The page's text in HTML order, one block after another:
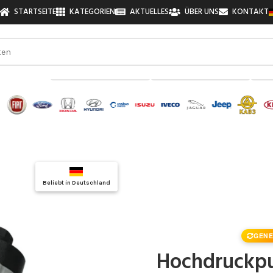
STARTSEITE KATEGORIEN AKTUELLES ÜBER UNS KONTAKT
finden!
Beliebt in Deutschland